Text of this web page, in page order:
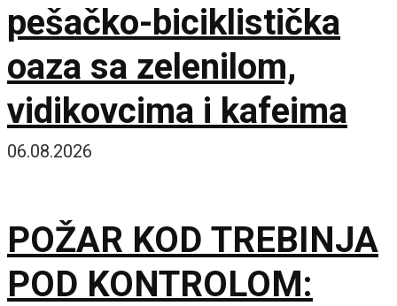
pešačko-biciklistička
oaza sa zelenilom,
vidikovcima i kafeima
06.08.2026
POŽAR KOD TREBINJA
POD KONTROLOM: